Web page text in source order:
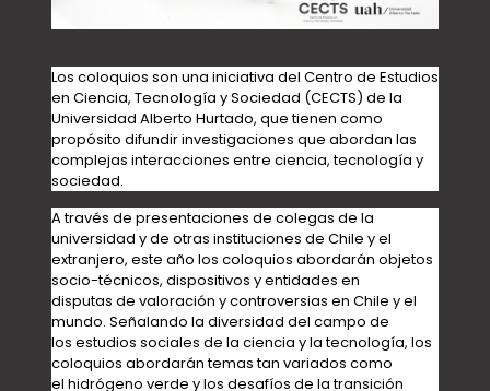
Los coloquios son una iniciativa del Centro de Estudios
en Ciencia, Tecnología y Sociedad (CECTS) de la
Universidad Alberto Hurtado, que tienen como
propósito difundir investigaciones que abordan las
complejas interacciones entre ciencia, tecnología y
sociedad.
A través de presentaciones de colegas de la
universidad y de otras instituciones de Chile y el
extranjero, este año los coloquios abordarán objetos
socio-técnicos, dispositivos y entidades en
disputas de valoración y controversias en Chile y el
mundo. Señalando la diversidad del campo de
los estudios sociales de la ciencia y la tecnología, los
coloquios abordarán temas tan variados como
el hidrógeno verde y los desafíos de la transición